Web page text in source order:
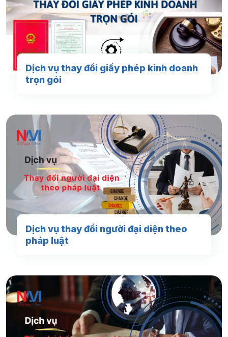
Dịch vụ thay đổi giấy phép kinh doanh
trọn gói
Dịch vụ thay đổi người đại diện theo
pháp luật